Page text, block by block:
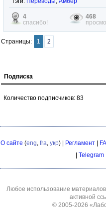
4
спасибо!
468
Страницы: 1 2
Подписка
Количество подписчиков: 83
О сайте (eng, fra, укр) | Регламент|
Telegram
Любое использование материалов
активной
© 2005-2026